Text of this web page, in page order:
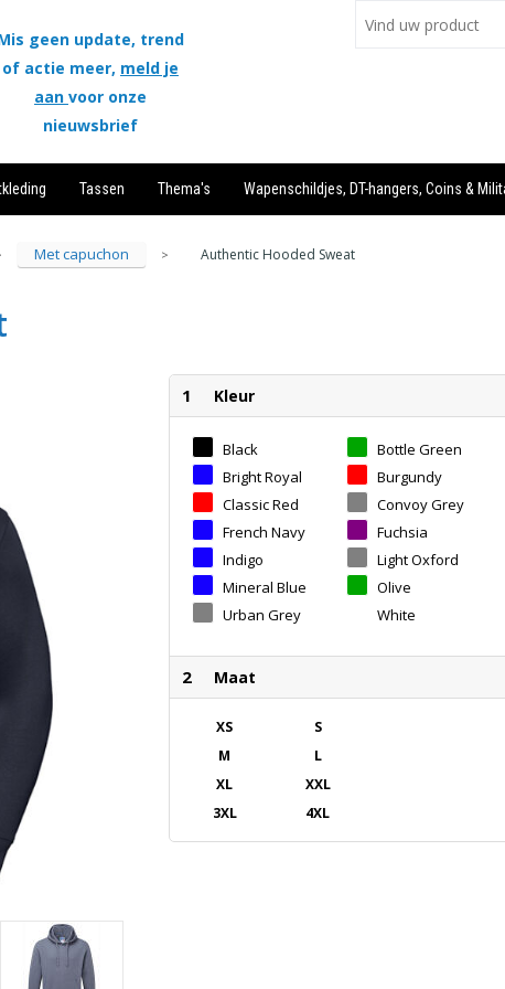
geen update, trend
of actie meer, meld je
aan voor onze
nieuwsbrief
Tassen Thema's Wapenschildjes, DT-hangers, Coins &
Met capuchon > Authentic Hooded Sweat
1 Kleur
Black
Bottle Green
Bright Royal
Burgundy
Classic Red
Convoy Grey
French Navy
Fuchsia
Indigo
Light Oxford
Mineral Blue
Olive
Urban Grey
White
2 Maat
XS
S
M
L
XL
XXL
3XL
4XL